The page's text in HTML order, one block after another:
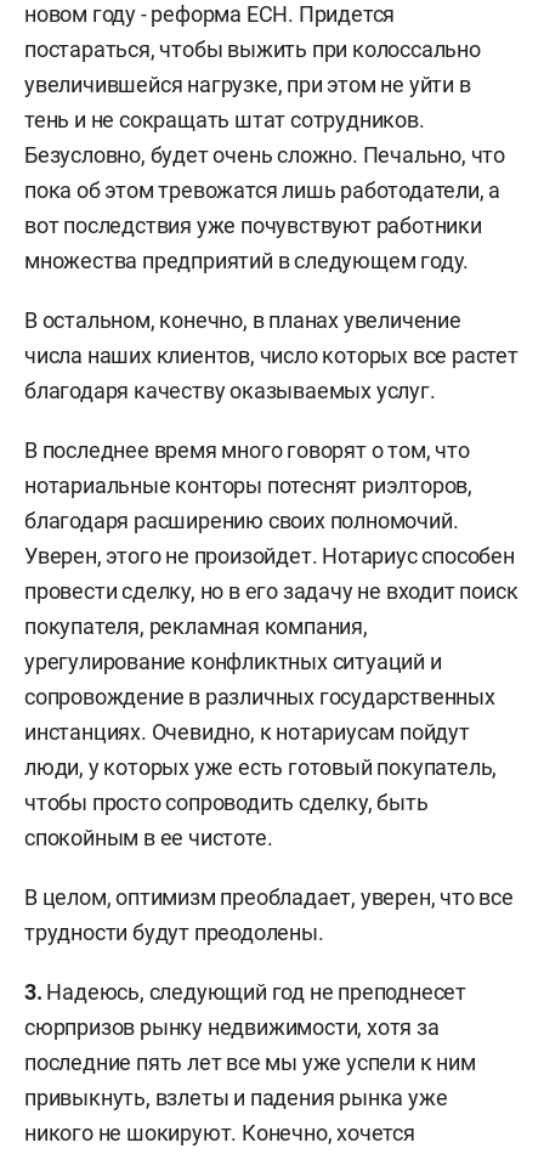
новом году - реформа ЕСН. Придется
постараться, чтобы выжить при колоссально
увеличившейся нагрузке, при этом не уйти в
тень и не сокращать штат сотрудников.
Безусловно, будет очень сложно. Печально, что
пока об этом тревожатся лишь работодатели, а
вот последствия уже почувствуют работники
множества предприятий в следующем году.
В остальном, конечно, в планах увеличение
числа наших клиентов, число которых все растет
благодаря качеству оказываемых услуг.
В последнее время много говорят о том, что
нотариальные конторы потеснят риэлторов,
благодаря расширению своих полномочий.
Уверен, этого не произойдет. Нотариус способен
провести сделку, но в его задачу не входит поиск
покупателя, рекламная компания,
урегулирование конфликтных ситуаций и
сопровождение в различных государственных
инстанциях. Очевидно, к нотариусам пойдут
люди, у которых уже есть готовый покупатель,
чтобы просто сопроводить сделку, быть
спокойным в ее чистоте.
В целом, оптимизм преобладает, уверен, что все
трудности будут преодолены.
3. Надеюсь, следующий год не преподнесет
сюрпризов рынку недвижимости, хотя за
последние пять лет все мы уже успели к ним
привыкнуть, взлеты и падения рынка уже
никого не шокируют. Конечно, хочется